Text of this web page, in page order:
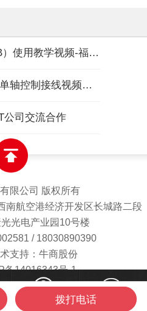
单轴运动控制器（DKC-1B）使用教学视频-福誉专用
FSL40直线模组和FSC-1A单轴控制接线视频教程
公司交流合作
限公司 版权所有
南航空港经济开发区长城路二段
光电产业园10号楼
/ 18030890390
支持：牛商股份
备14016343号-1
拨打电话